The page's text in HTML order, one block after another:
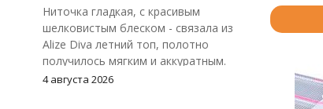
Ниточка гладкая, с красивым
шелковистым блеском - связала из
Alize Diva летний топ, полотно
получилось мягким и аккуратным.
Петли хорошо видны, вяжется
4 августа 2026